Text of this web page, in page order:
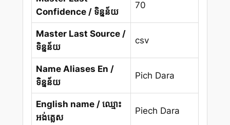
Confidence / ទិន្នន័យ
70
Master Last Source /
ទិន្នន័យ
csv
Name Aliases En /
ទិន្នន័យ
Pich Dara
English name / ឈ្មោះ
អង់គ្លេស
Piech Dara